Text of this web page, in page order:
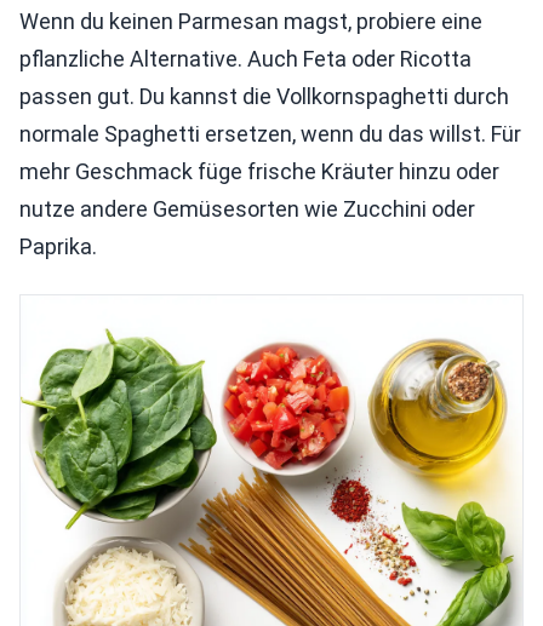
Wenn du keinen Parmesan magst, probiere eine
pflanzliche Alternative. Auch Feta oder Ricotta
passen gut. Du kannst die Vollkornspaghetti durch
normale Spaghetti ersetzen, wenn du das willst. Für
mehr Geschmack füge frische Kräuter hinzu oder
nutze andere Gemüsesorten wie Zucchini oder
Paprika.